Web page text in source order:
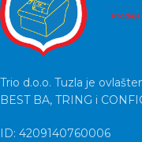
Trio d.o.o. Tuzla je
BEST BA, TRING i
ID: 4209140760006